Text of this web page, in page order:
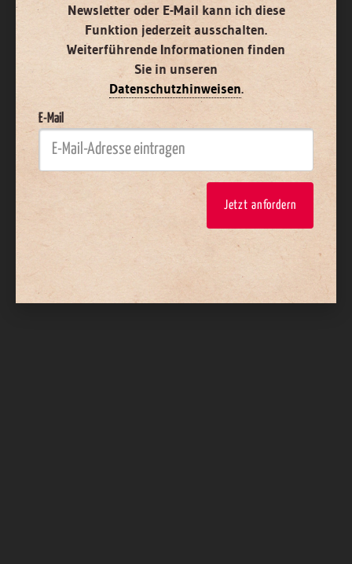
Newsletter oder E-Mail kann ich diese
Funktion jederzeit ausschalten.
Weiterführende Informationen finden
Sie in unseren
Datenschutzhinweisen.
E-Mail
Jetzt anfordern